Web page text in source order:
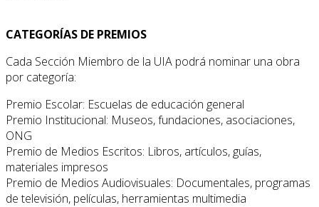
CATEGORÍAS DE PREMIOS
Cada Sección Miembro de la UIA podrá nominar una obra
por categoría:
Premio Escolar: Escuelas de educación general
Premio Institucional: Museos, fundaciones, asociaciones,
ONG
Premio de Medios Escritos: Libros, artículos, guías,
materiales impresos
Premio de Medios Audiovisuales: Documentales, programas
de televisión, películas, herramientas multimedia